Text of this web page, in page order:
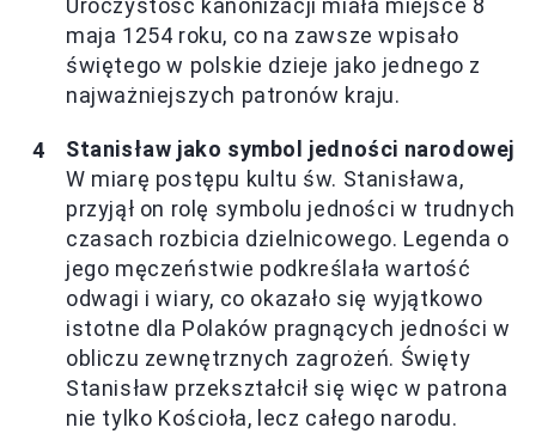
Uroczystość kanonizacji miała miejsce 8
maja 1254 roku, co na zawsze wpisało
świętego w polskie dzieje jako jednego z
najważniejszych patronów kraju.
Stanisław jako symbol jedności narodowej
W miarę postępu kultu św. Stanisława,
przyjął on rolę symbolu jedności w trudnych
czasach rozbicia dzielnicowego. Legenda o
jego męczeństwie podkreślała wartość
odwagi i wiary, co okazało się wyjątkowo
istotne dla Polaków pragnących jedności w
obliczu zewnętrznych zagrożeń. Święty
Stanisław przekształcił się więc w patrona
nie tylko Kościoła, lecz całego narodu.